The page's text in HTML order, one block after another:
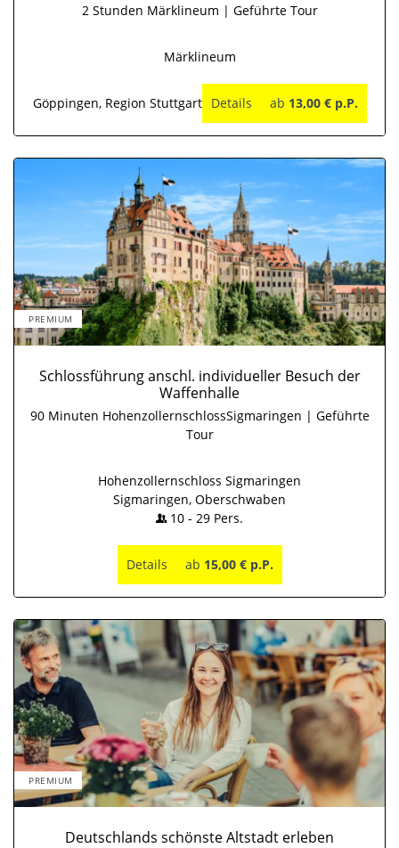
2 Stunden Märklineum | Geführte Tour
Märklineum
Göppingen, Region Stuttgart Details ab 13,00 € p.P.
PREMIUM
Schlossführung anschl. individueller Besuch der
Waffenhalle
90 Minuten HohenzollernschlossSigmaringen | Geführte
Tour
Hohenzollernschloss Sigmaringen
Sigmaringen, Oberschwaben
10 - 29 Pers.
Details ab 15,00 € p.P.
PREMIUM
Deutschlands schönste Altstadt erleben